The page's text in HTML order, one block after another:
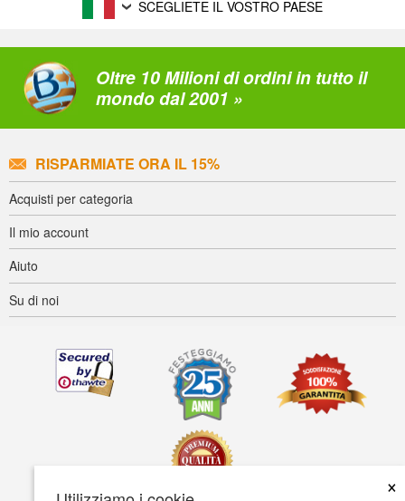
×
SCEGLIETE IL VOSTRO PAESE
Oltre 10 Milioni di ordini in tutto il
mondo dal 2001 »
RISPARMIATE ORA IL 15%
Acquisti per categoria
Il mio account
Aiuto
Su di noi